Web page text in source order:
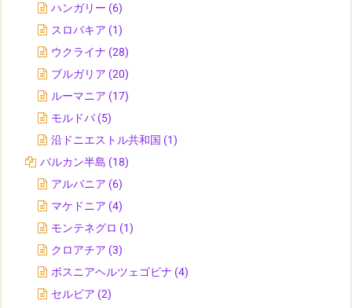
ハンガリー (6)
スロバキア (1)
ウクライナ (28)
ブルガリア (20)
ルーマニア (17)
モルドバ(5)
沿ドニエストル共和国 (1)
バルカン半島 (18)
アルバニア (6)
マケドニア (4)
モンテネグロ (1)
クロアチア (3)
ボスニアヘルツェゴビナ (4)
セルビア (2)